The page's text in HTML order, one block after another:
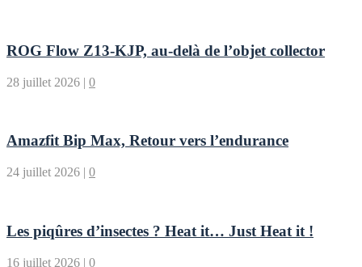
ROG Flow Z13-KJP, au-delà de l’objet collector
28 juillet 2026 | 0
Amazfit Bip Max, Retour vers l’endurance
24 juillet 2026 | 0
Les piqûres d’insectes ? Heat it… Just Heat it !
16 juillet 2026 | 0